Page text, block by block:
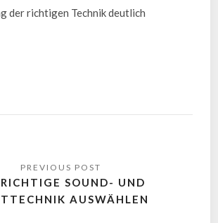
der richtigen Technik deutlich
SOUND- UND
AUSWÄHLEN